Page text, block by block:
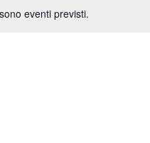
eventi previsti.